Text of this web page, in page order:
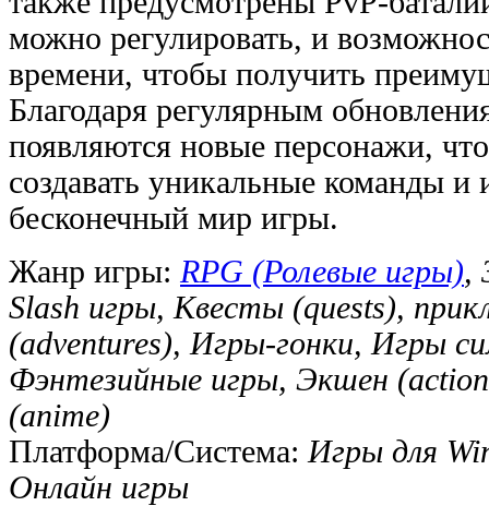
можно регулировать, и
времени, чтобы получить
Благодаря регулярным
появляются новые персонажи,
создавать уникальные команды и
бесконечный мир игры.
Жанр игры: RPG (Ролевые игры),
Slash игры, Квесты (quests),
(adventures), Игры-гонки, Игры
Фэнтезийные игры, Экшен
(anime)
Платформа/Система: Игры для
Онлайн игры